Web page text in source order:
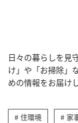
日々の暮らしを見
け」や「お掃除」
めの情報をお届け
住環境 家